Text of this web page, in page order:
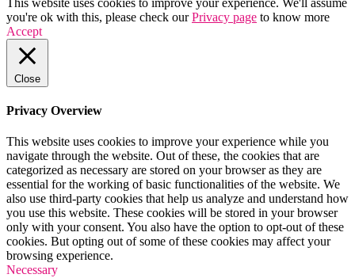
you're ok with this, please check ourPrivacy page to know more
Accept
Close
Privacy Overview
This website uses cookies to improve your experience while you
navigate through the website. Out of these, the cookies that are
categorized as necessary are stored on your browser as they are
essential for the working of basic functionalities of the website. We
also use third-party cookies that help us analyze and understand how
you use this website. These cookies will be stored in your browser
only with your consent. You also have the option to opt-out of these
cookies. But opting out of some of these cookies may affect your
browsing experience.
Necessary